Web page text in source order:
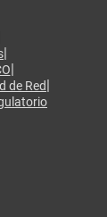
|
|
de Red|